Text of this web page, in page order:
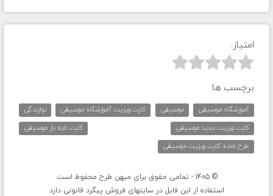
امتیاز:



برچسب ها:
آموزشگاه موسیقی موسیقی کارت ویزیت آموزشگاه موسیقی
نوازندگی
کارت ویزیت جدید موسیقی
کارت لایه باز موسیقی
طرح اماده کارت ویزیت موسیقی
© 1405 - تمامی حقوق برای میهن طرح محفوظ است.
استفاده از این فایل در سایتهای فروش پیگرد قانونی دارد